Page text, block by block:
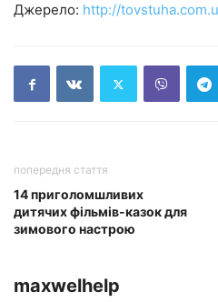
Джерело: http://
попередня стаття
14 приголомшливих
дитячих фільмів-казок для
зимового настрою
maxwelhelp